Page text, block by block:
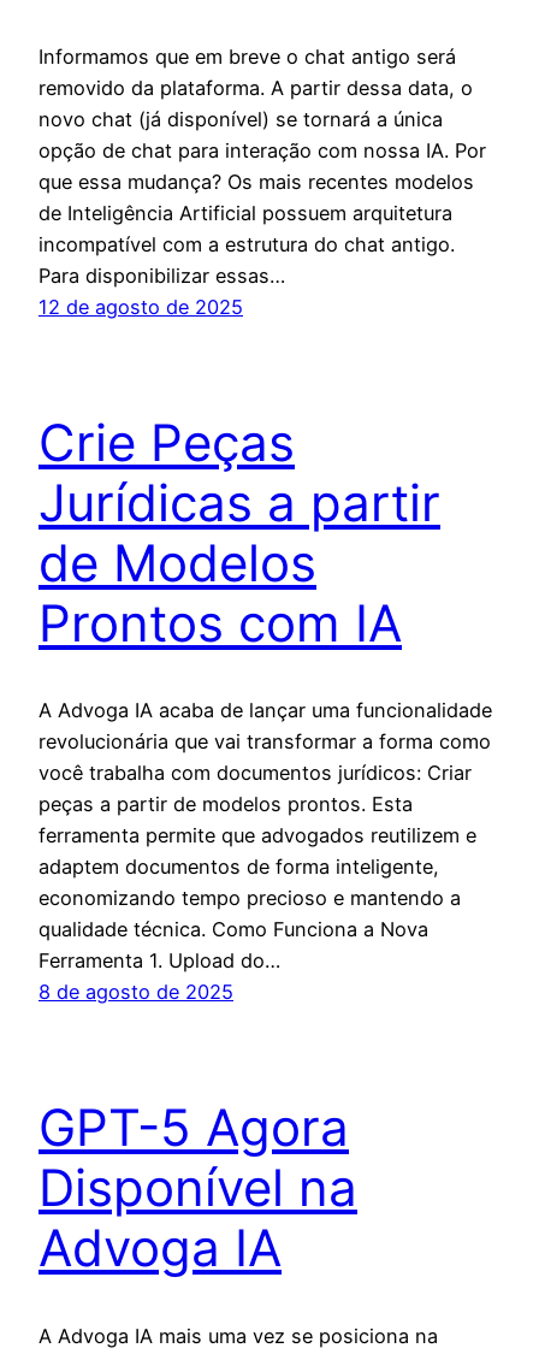
Informamos que em breve o chat antigo será
removido da plataforma. A partir dessa data, o
novo chat (já disponível) se tornará a única
opção de chat para interação com nossa IA. Por
que essa mudança? Os mais recentes modelos
de Inteligência Artificial possuem arquitetura
incompatível com a estrutura do chat antigo.
Para disponibilizar essas…
12 de agosto de 2025
Crie Peças
Jurídicas a partir
de Modelos
Prontos com IA
A Advoga IA acaba de lançar uma funcionalidade
revolucionária que vai transformar a forma como
você trabalha com documentos jurídicos: Criar
peças a partir de modelos prontos. Esta
ferramenta permite que advogados reutilizem e
adaptem documentos de forma inteligente,
economizando tempo precioso e mantendo a
qualidade técnica. Como Funciona a Nova
Ferramenta 1. Upload do…
8 de agosto de 2025
GPT-5 Agora
Disponível na
Advoga IA
A Advoga IA mais uma vez se posiciona na